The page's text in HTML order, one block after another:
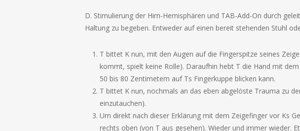
D. Stimulierung der Hirn-Hemisphären und TAB-Add-On durch
Haltung zu begeben. Entweder auf einen bereit stehenden Stuhl
T bittet K nun, mit den Augen auf die Fingerspitze seines
kommt, spielt keine Rolle). Daraufhin hebt T die Hand mit
50 bis 80 Zentimetern auf Ts Fingerkuppe blicken kann.
T bittet K nun, nochmals an das eben abgelöste Trauma zu
einzutauchen).
Um direkt nach dieser Erklärung mit dem Zeigefinger vor Ks
rechts oben (von T aus gesehen). Wieder und immer wieder.